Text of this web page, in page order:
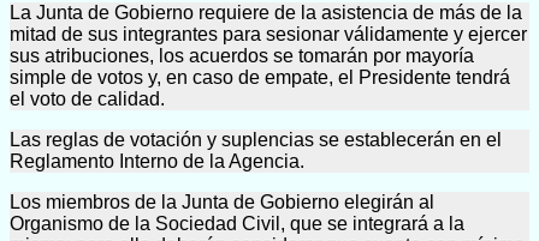
La Junta de Gobierno requiere de la asistencia de más de la
mitad de sus integrantes para sesionar válidamente y ejercer
sus atribuciones, los acuerdos se tomarán por mayoría
simple de votos y, en caso de empate, el Presidente tendrá
el voto de calidad.
Las reglas de votación y suplencias se establecerán en el
Reglamento Interno de la Agencia.
Los miembros de la Junta de Gobierno elegirán al
Organismo de la Sociedad Civil, que se integrará a la